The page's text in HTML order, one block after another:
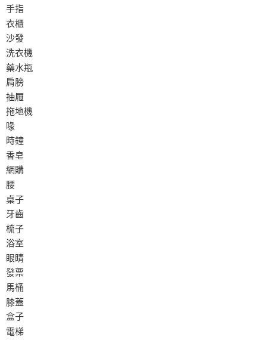
手指
衣櫃
沙發
洗衣機
藥水瓶
肩膀
抽屜
拖地機
喙
時鐘
香皂
網購
腰
桌子
牙齒
梳子
浴室
眼睛
發票
馬桶
膝蓋
盒子
電梯